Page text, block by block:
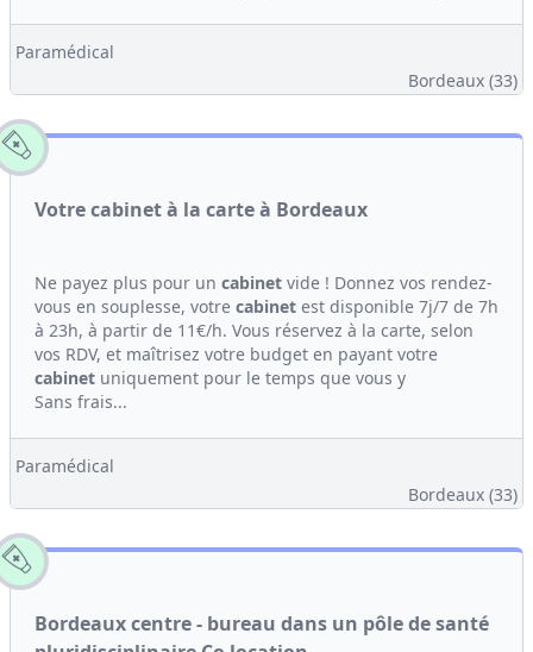
Paramédical
Bordeaux (33)
Votre cabinet à la carte à Bordeaux
Ne payez plus pour un cabinet vide ! Donnez vos rendez-
vous en souplesse, votre cabinet est disponible 7j/7 de 7h
à 23h, à partir de 11€/h. Vous réservez à la carte, selon
vos RDV, et maîtrisez votre budget en payant votre
cabinet uniquement pour le temps que vous y
Sans frais...
Paramédical
Bordeaux (33)
Bordeaux centre - bureau dans un pôle de santé